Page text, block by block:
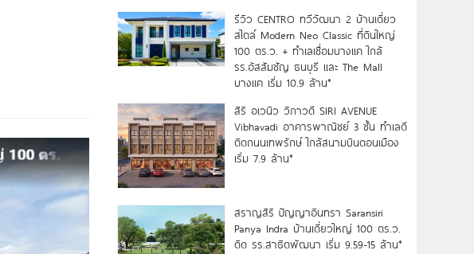
รีวิว CENTRO ทวีวัฒนา 2 บ้านเดี่ยว
สไตล์ Modern Neo Classic ที่ดินใหญ่
100 ตร.ว. + ทำเลเชื่อมบางแค ใกล้
รร.อัสสัมชัญ ธนบุรี และ The Mall
บางแค เริ่ม 10.9 ล้าน*
สิริ อเวนิว วิภาวดี SIRI AVENUE
Vibhavadi อาคารพาณิชย์ 3 ชั้น ทำเลดี
ติดถนนเทพรักษ์ ใกล้สนามบินดอนเมือง
เริ่ม 7.9 ล้าน*
สราญสิริ ปัญญาอินทรา Saransiri
Panya Indra บ้านเดี่ยวใหญ่ 100 ตร.ว.
ดิด รร.สาธิตพัฒนา เริ่ม 9.59-15 ล้าน*